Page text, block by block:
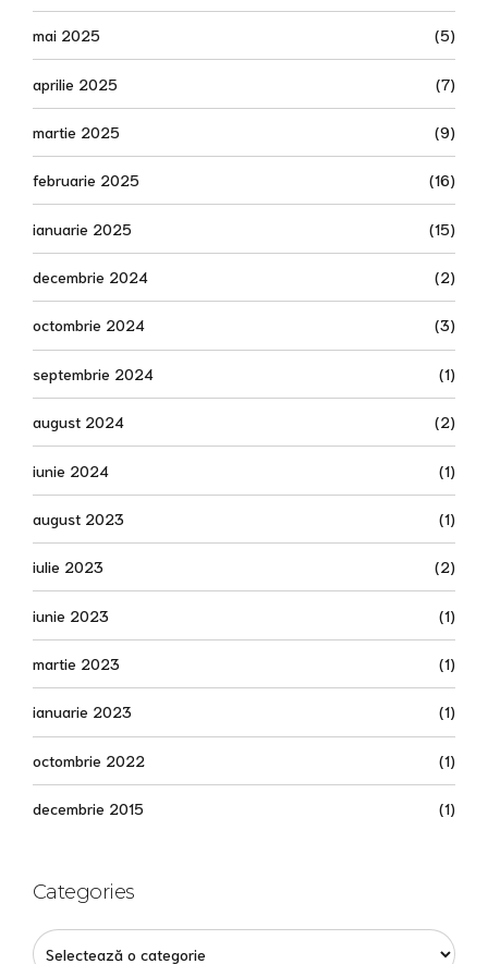
mai 2025 (5)
aprilie 2025 (7)
martie 2025 (9)
februarie 2025 (16)
ianuarie 2025 (15)
decembrie 2024 (2)
octombrie 2024 (3)
septembrie 2024 (1)
august 2024 (2)
iunie 2024 (1)
august 2023 (1)
iulie 2023 (2)
iunie 2023 (1)
martie 2023 (1)
ianuarie 2023 (1)
octombrie 2022 (1)
decembrie 2015 (1)
Categories